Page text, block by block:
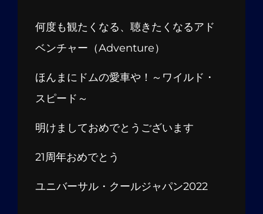
何度も観たくなる、聴きたくなるアド
ベンチャー（Adventure）
ほんまにドムの愛車や！～ワイルド・
スピード～
明けましておめでとうございます
21周年おめでとう
ユニバーサル・クールジャパン2022